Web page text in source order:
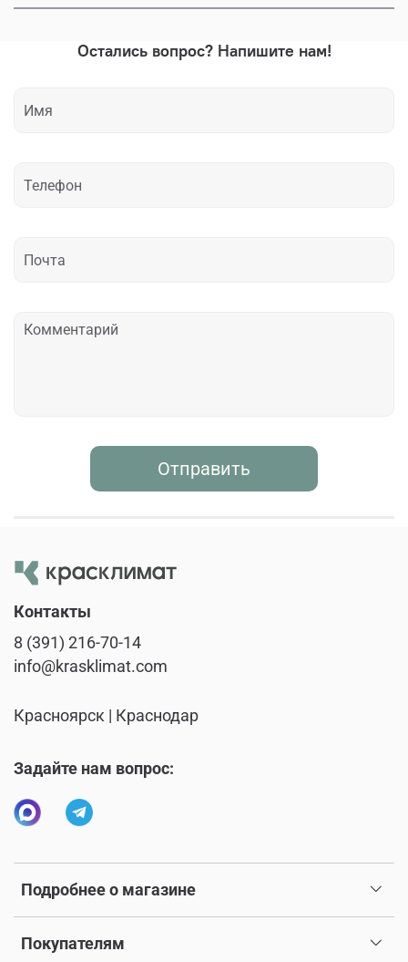
Остались вопрос? Напишите нам!
Отправить
Подробнее о магазине
Покупателям
Контакты
8 (391) 216-70-14
info@krasklimat.com
Красноярск | Краснодар
Задайте нам вопрос: